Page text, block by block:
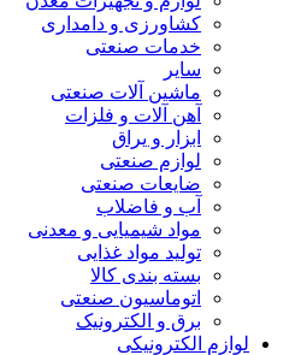
کشاورزی و دامداری
خدمات صنعتی
سایر
ماشین آلات صنعتی
آهن آلات و فلزات
ابزار و یراق
لوازم صنعتی
ضایعات صنعتی
آب و فاضلاب
مواد شیمیایی و معدنی
تولید مواد غذایی
بسته بندی کالا
اتوماسیون صنعتی
برق و الکترونیک
لوازم الکترونیکی